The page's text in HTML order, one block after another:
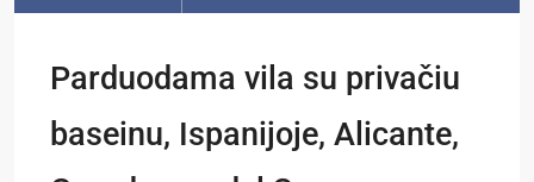
Parduodama vila su privačiu
baseinu, Ispanijoje, Alicante,